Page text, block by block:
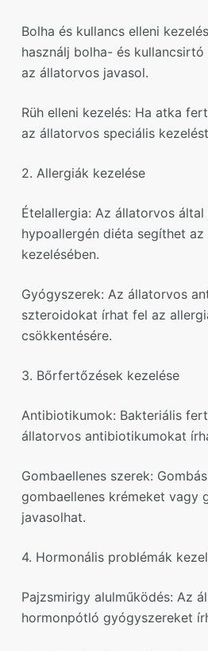
Bolha és kullancs elleni
használj bolha- és
az állatorvos javasol.
Rüh elleni kezelés: Ha atka
az állatorvos speciális
2. Allergiák kezelése
Ételallergia: Az állatorvos által
hypoallergén diéta segíthet
kezelésében.
Gyógyszerek: Az állatorvos
szteroidokat írhat fel az
csökkentésére.
3. Bőrfertőzések kezelése
Antibiotikumok: Bakteriális
állatorvos antibiotikumokat
Gombaellenes szerek:
gombaellenes krémeket vagy
javasolhat.
4. Hormonális problémák
Pajzsmirigy alulműködés: Az
hormonpótló gyógyszereket